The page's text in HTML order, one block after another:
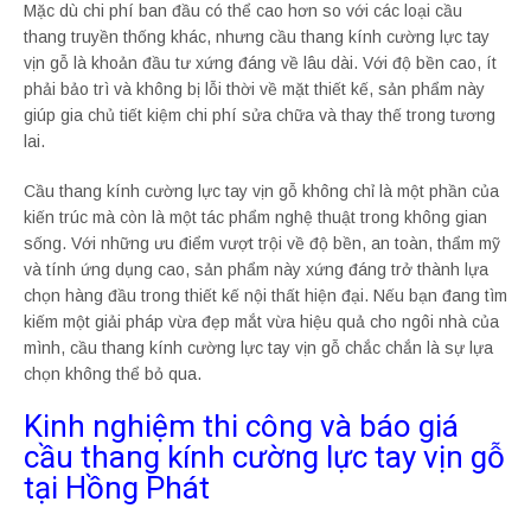
Mặc dù chi phí ban đầu có thể cao hơn so với các loại cầu
thang truyền thống khác, nhưng cầu thang kính cường lực tay
vịn gỗ là khoản đầu tư xứng đáng về lâu dài. Với độ bền cao, ít
phải bảo trì và không bị lỗi thời về mặt thiết kế, sản phẩm này
giúp gia chủ tiết kiệm chi phí sửa chữa và thay thế trong tương
lai.
Cầu thang kính cường lực tay vịn gỗ không chỉ là một phần của
kiến trúc mà còn là một tác phẩm nghệ thuật trong không gian
sống. Với những ưu điểm vượt trội về độ bền, an toàn, thẩm mỹ
và tính ứng dụng cao, sản phẩm này xứng đáng trở thành lựa
chọn hàng đầu trong thiết kế nội thất hiện đại. Nếu bạn đang tìm
kiếm một giải pháp vừa đẹp mắt vừa hiệu quả cho ngôi nhà của
mình, cầu thang kính cường lực tay vịn gỗ chắc chắn là sự lựa
chọn không thể bỏ qua.
Kinh nghiệm thi công và báo giá
cầu thang kính cường lực tay vịn gỗ
tại Hồng Phát